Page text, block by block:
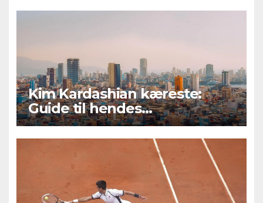
Kim Kardashian kæreste:
Guide til hendes
kærlighedsliv og romantiske
forhold